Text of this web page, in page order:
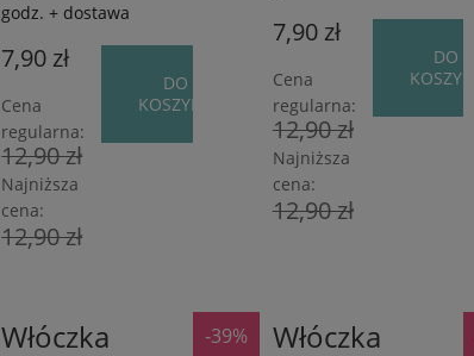
godz. + dostawa
7,90 zł
Cena
regularna:
12,90 zł
Najniższa
cena:
12,90 zł
DO
KOSZYKA
7,90 zł
Cena
regularna:
12,90 zł
Najniższa
cena:
12,90 zł
DO
KOSZYKA
Włóczka Włóczka
-39%